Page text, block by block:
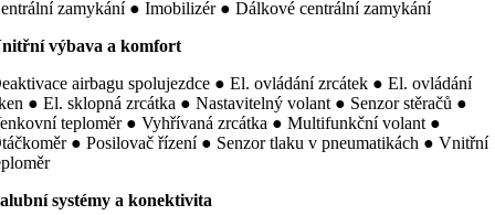
zamykání ● Imobilizér ● Dálkové centrální zamykání
výbava a komfort
airbagu spolujezdce ● El. ovládání zrcátek ● El. ovládání
● El. sklopná zrcátka ● Nastavitelný volant ● Senzor stěračů ●
teploměr ● Vyhřívaná zrcátka ● Multifunkční volant ●
● Posilovač řízení ● Senzor tlaku v pneumatikách ● Vnitřní
systémy a konektivita